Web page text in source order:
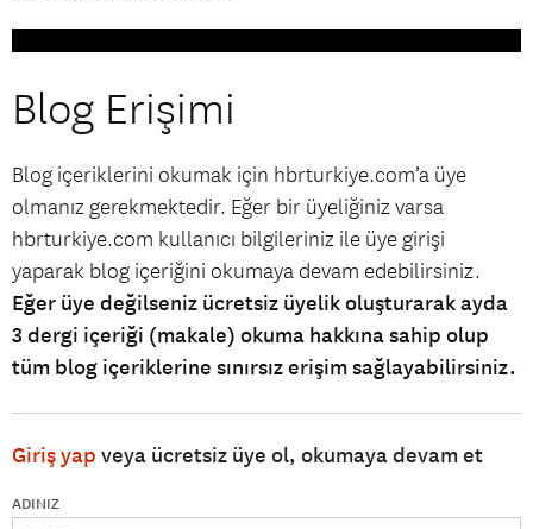
Blog Erişimi
Blog içeriklerini okumak için hbrturkiye.com’a üye
olmanız gerekmektedir. Eğer bir üyeliğiniz varsa
hbrturkiye.com kullanıcı bilgileriniz ile üye girişi
yaparak blog içeriğini okumaya devam edebilirsiniz.
Eğer üye değilseniz ücretsiz üyelik oluşturarak ayda
3 dergi içeriği (makale) okuma hakkına sahip olup
tüm blog içeriklerine sınırsız erişim sağlayabilirsiniz.
Giriş yap veya ücretsiz üye ol, okumaya devam et
ADINIZ